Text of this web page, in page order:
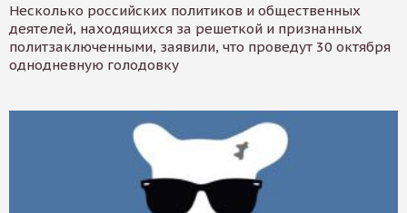
Несколько российских политиков и общественных
деятелей, находящихся за решеткой и признанных
политзаключенными, заявили, что проведут 30 октября
однодневную голодовку